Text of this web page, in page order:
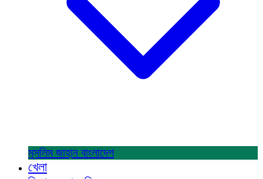
মুসলিম জাহান বাংলাদেশ
খেলা